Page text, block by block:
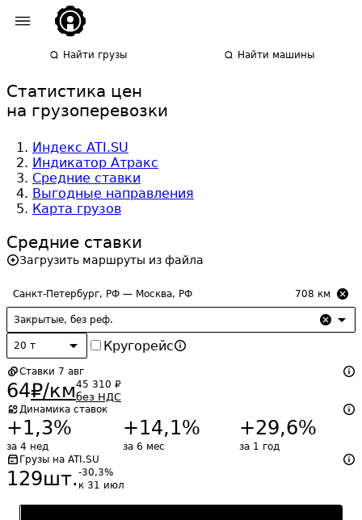
Найти грузы Найти машины
Статистика цен
на грузоперевозки
Индекс ATI.SU
Индикатор Атракс
Средние ставки
Выгодные направления
Карта грузов
Средние ставки
Загрузить маршруты из файла
708 км
Закрытые, без реф.
20 т Кругорейс
Ставки 7 авг
64₽/км45 310 ₽
без НДС
Динамика ставок
+1,3%
за 4 нед
+14,1%
за 6 мес
+29,6%
за 1 год
Грузы на ATI.SU
129шт. -30,3%
к 31 июл